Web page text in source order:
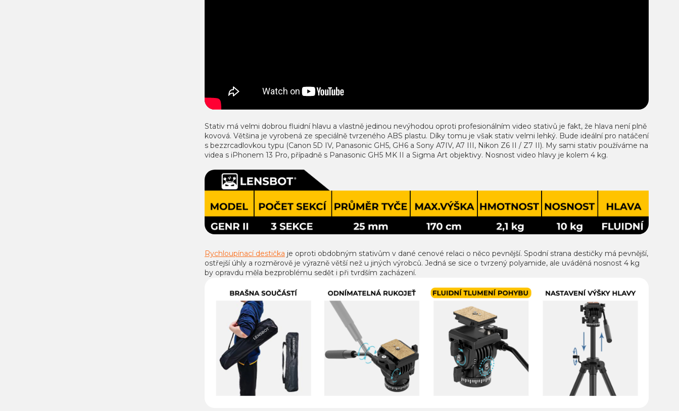
Stativ má velmi dobrou fluidní hlavu a vlastně jedinou nevýhodou oproti profesionálním video stativů je fakt, že hlava není plně
kovová. Většina je vyrobená ze speciálně tvrzeného ABS plastu. Díky tomu je však stativ velmi lehký. Bude ideální pro natáčení
s bezzrcadlovkou typu (Canon 5D IV, Panasonic GH5, GH6 a Sony A7IV, A7 III, Nikon Z6 II / Z7 II). My sami stativ používáme na
videa s iPhonem 13 Pro, případně s Panasonic GH5 MK II a Sigma Art objektivy. Nosnost video hlavy je kolem 4 kg.
Rychloupínací destička je oproti obdobným stativům v dané cenové relaci o něco pevnější. Spodní strana destičky má pevnější,
ostřejší úhly a rozměrově je výrazně větší než u jiných výrobců. Jedná se sice o tvrzený polyamide, ale uváděná nosnost 4 kg
by opravdu měla bezproblému sedět i při tvrdším zacházení.